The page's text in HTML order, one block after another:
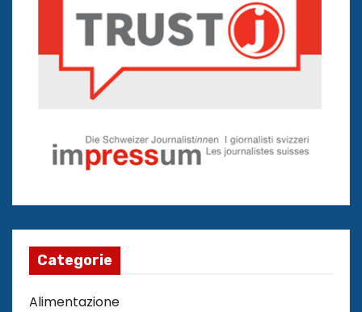
Categorie
Alimentazione